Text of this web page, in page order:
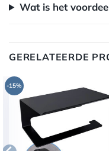
Wat is het
GERELATEERDE
-15%